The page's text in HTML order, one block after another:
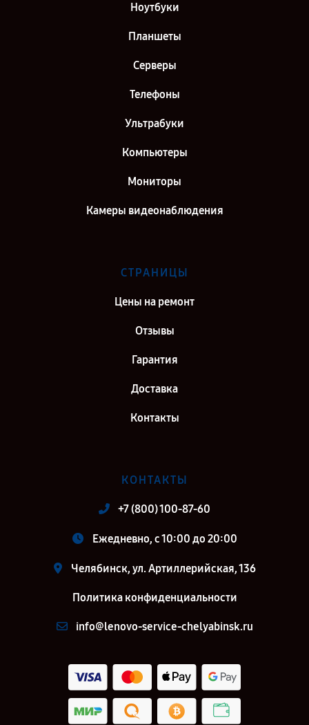
Ноутбуки
Планшеты
Серверы
Телефоны
Ультрабуки
Компьютеры
Мониторы
Камеры видеонаблюдения
СТРАНИЦЫ
Цены на ремонт
Отзывы
Гарантия
Доставка
Контакты
КОНТАКТЫ
+7 (800) 100-87-60
Ежедневно, с 10:00 до 20:00
Челябинск, ул. Артиллерийская, 136
Политика конфиденциальности
info@lenovo-service-chelyabinsk.ru